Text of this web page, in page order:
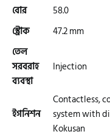
বীটল বোল্ট
বোর
58.0
স্ট্রোক
47.2 mm
তেল
সরবরাহ
ব্যবস্থা
Injection
ইগনিশন
Contactless,
system with
Kokusan